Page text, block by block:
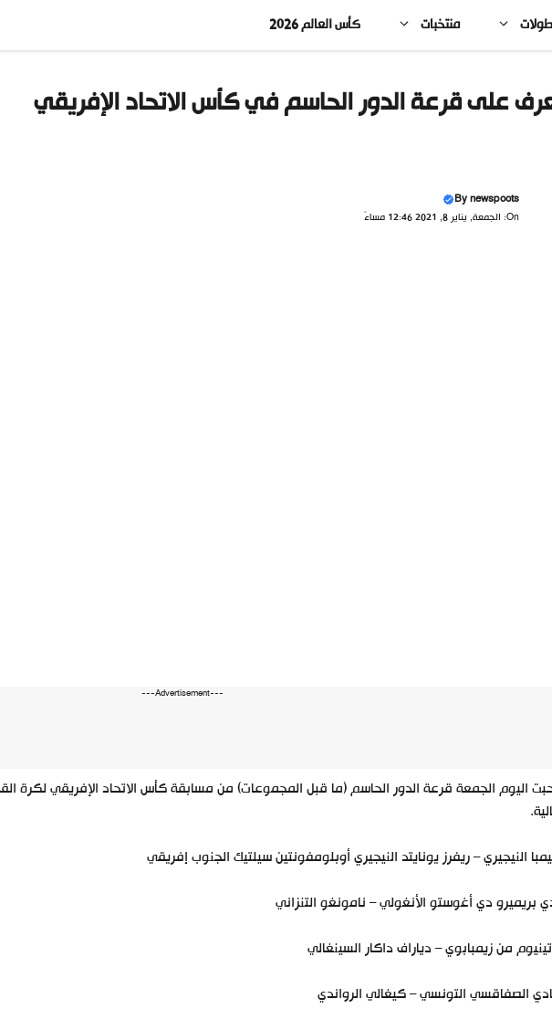
منتخبات كأس العالم 2026
على قرعة الدور الحاسم في كأس الاتحاد الإفريقي
Bynewspoots
On: الجمعة, يناير 8, 2021 12:46 مساءً
---Advertisement---
اليوم الجمعة قرعة الدور الحاسم (ما قبل المجموعات) من مسابقة كأس الاتحاد الإفريقي لكرة
النيجيري – ريفرز يونايتد النيجيري أوبلومفونتين سيلتيك الجنوب إفريقي
بريميرو دي أغوستو الأنغولي – نامونغو التنزاني
من زيمبابوي – دياراف داكار السينغالي
الصفاقسي التونسي – كيغالي الرواندي